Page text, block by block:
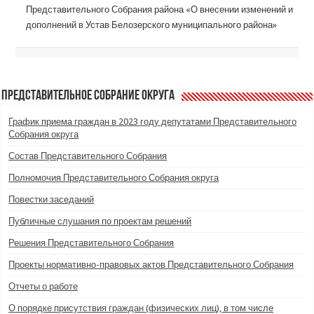
Представительного Собрания района «О внесении изменений и
дополнений в Устав Белозерского муниципального района»
Представительное Собрание округа
График приема граждан в 2023 году депутатами Представительного
Собрания округа
Состав Представительного Собрания
Полномочия Представительного Собрания округа
Повестки заседаний
Публичные слушания по проектам решений
Решения Представительного Собрания
Проекты нормативно-правовых актов Представительного Собрания
Отчеты о работе
О порядке присутствия граждан (физических лиц), в том числе